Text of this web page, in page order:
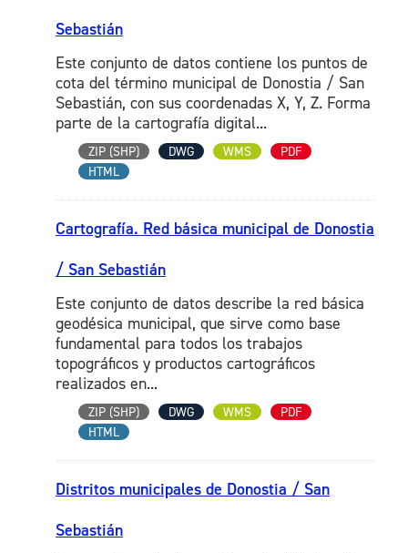
Sebastián
Este conjunto de datos contiene los puntos de
cota del término municipal de Donostia / San
Sebastián, con sus coordenadas X, Y, Z. Forma
parte de la cartografía digital...
ZIP (SHP) DWG WMS
PDF
HTML
Cartografía. Red básica municipal de Donostia
/ San Sebastián
Este conjunto de datos describe la red básica
geodésica municipal, que sirve como base
fundamental para todos los trabajos
topográficos y productos cartográficos
realizados en...
ZIP (SHP) DWG WMS
PDF
HTML
Distritos municipales de Donostia / San
Sebastián